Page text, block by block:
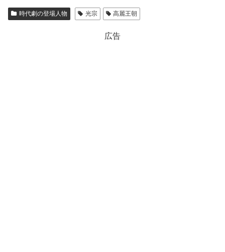
時代劇の登場人物 光宗 高麗王朝
広告